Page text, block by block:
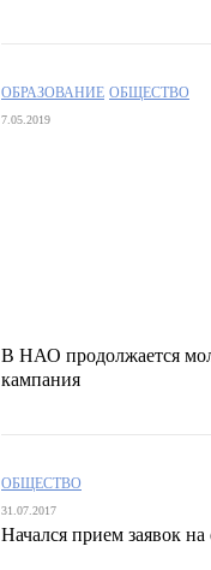
ОБРАЗОВАНИЕ ОБЩЕСТВО
7.05.2019
В НАО продолжается
кампания
ОБЩЕСТВО
31.07.2017
Начался прием заявок на